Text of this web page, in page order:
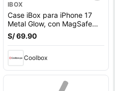
IBOX
Case iBox para iPhone 17
Metal Glow, con MagSafe
para carga inalámbrica,
soporte en cámara, morado
S/ 69.90
Coolbox